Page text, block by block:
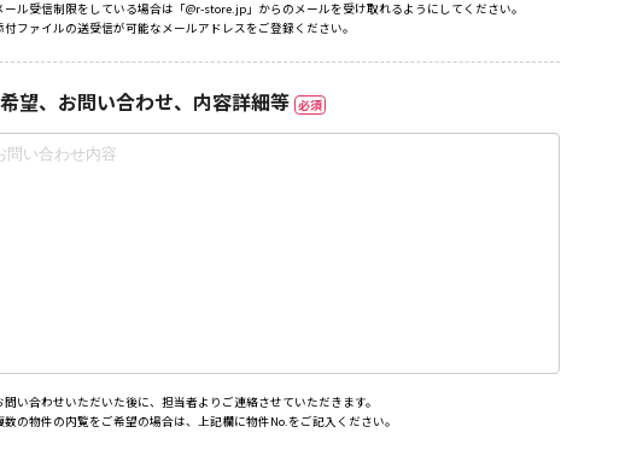
ル受信制限をしている場合は「@r-store.jp」からのメールを受け取れるようにしてください。
ファイルの送受信が可能なメールアドレスをご登録ください。
望、お問い合わせ、内容詳細等 必須
い合わせいただいた後に、担当者よりご連絡させていただきます。
の物件の内覧をご希望の場合は、上記欄に物件No.をご記入ください。